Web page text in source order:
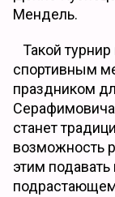
Мендель.
Такой
спортивным
праздником
станет
возможность
этим